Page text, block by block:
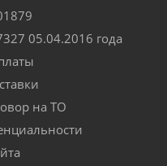
05.04.2016 года
на ТО